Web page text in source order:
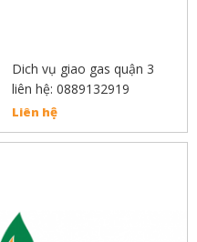
Dich vụ giao gas quận 3
liên hệ: 0889132919
Liên hệ